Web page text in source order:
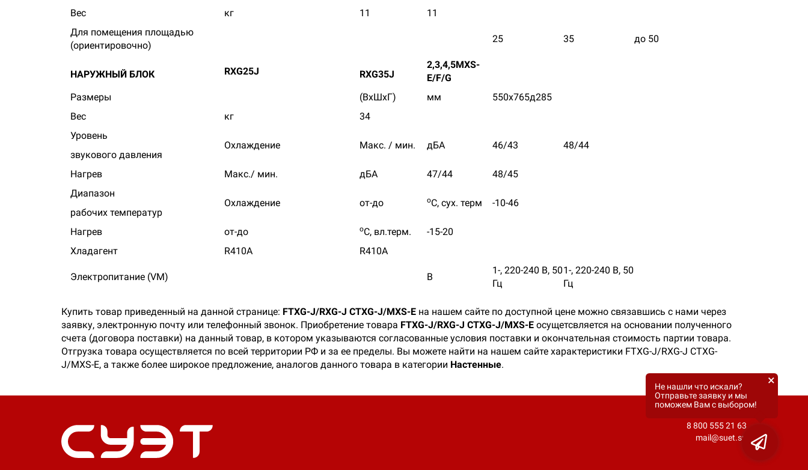
Вес
кг 11
11
Для помещения площадью
(ориентировочно)
25 35 до 50
НАРУЖНЫЙ БЛОК RXG25J RXG35J
2,3,4,5MXS-
E/F/G
Размеры
(ВхШхГ) мм
550х765д285
Вес
кг
34
Уровень
звукового давления
Охлаждение Макс. / мин. дБА 46/43 48/44
Нагрев Макс./ мин. дБА 47/44
48/45
Диапазон
рабочих температур
Охлаждение от-до oС, сух. терм -10-46
Нагрев от-до oС, вл.терм.
-15-20
Хладагент
R410A R410A
Электропитание (VM) В
1-, 220-240 В, 50
Гц
1-, 220-240 В, 50
Гц
Купить товар приведенный на данной странице: FTXG-J/RXG-J CTXG-J/MXS-E на нашем сайте по доступной цене можно связавшись с нами через
заявку, электронную почту или телефонный звонок. Приобретение товара FTXG-J/RXG-J CTXG-J/MXS-E осущетсвляется на основании полученного
счета (договора поставки) на данный товар, в котором указываются согласованные условия поставки и окончательная стоимость партии товара.
Отгрузка товара осуществляется по всей территории РФ и за ее пределы. Вы можете найти на нашем сайте характеристики FTXG-J/RXG-J CTXG-
J/MXS-E, а также более широкое предложение, аналогов данного товара в категории Настенные.
8 800 555 21 63
mail@suet.su
Не нашли что искали?
Отправьте заявку и мы
поможем Вам с выбором!
×